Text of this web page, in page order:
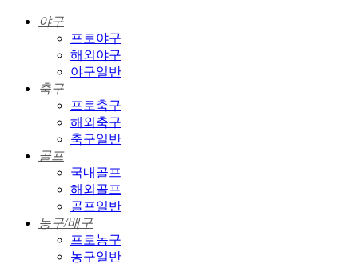
야구
프로야구
해외야구
야구일반
축구
프로축구
해외축구
축구일반
골프
국내골프
해외골프
골프일반
농구/배구
프로농구
농구일반